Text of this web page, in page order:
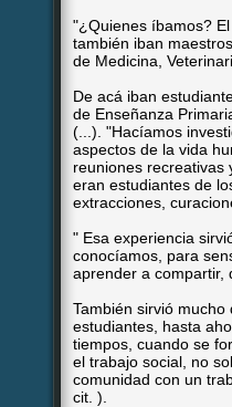
"¿Quienes íbamos?
también iban
de Medicina,
De acá iban
de Enseñanza
(...). "Hacíamos
aspectos de la vida
reuniones recreativas
eran estudiantes de
extracciones,
" Esa experiencia
conocíamos, para
aprender a compartir,
También sirvió
estudiantes, hasta
tiempos, cuando se
el trabajo social, no
comunidad con un
cit. ).